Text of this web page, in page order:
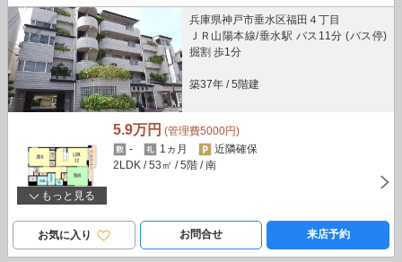
兵庫県神戸市垂水区福田４丁目
ＪＲ山陽本線/垂水駅 バス11分 (バス停)
掘割 歩1分
築37年 / 5階建
もっと見る
5.9万円 (管理費5000円)
-
1ヵ月
近隣確保
2LDK / 53㎡ / 5階 / 南
お気に入り お問合せ 来店予約